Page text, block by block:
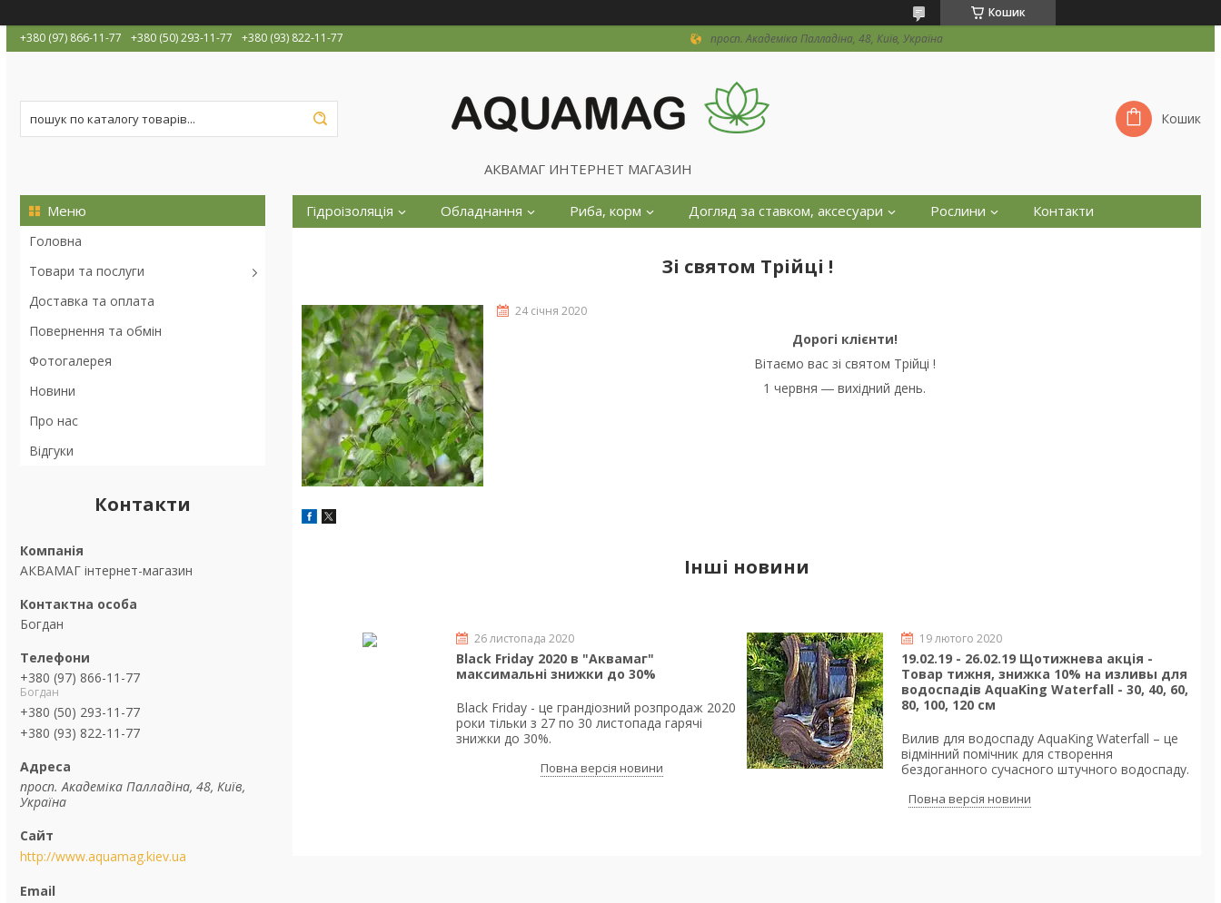
Кошик
+380 (97) 866-11-77
+380 (50) 293-11-77 +380 (93) 822-11-77 просп. Академіка Палладіна, 48, Київ, Україна
АКВАМАГ ИНТЕРНЕТ МАГАЗИН
Кошик
Головна
Товари та послуги
Доставка та оплата
Повернення та обмін
Фотогалерея
Новини
Про нас
Відгуки
Контакти
АКВАМАГ інтернет-магазин
Богдан
+380 (97) 866-11-77
Богдан
+380 (50) 293-11-77
+380 (93) 822-11-77
просп. Академіка Палладіна, 48, Київ,
Україна
http://www.aquamag.kiev.ua
Гідроізоляція Обладнання Риба, корм Догляд за ставком, аксесуари Рослини
Контакти
Зі святом Трійці !
24 січня 2020
Дорогі клієнти!
Вітаємо вас зі святом Трійці !
1 червня ― вихідний день.
Інші новини
26 листопада 2020
Black Friday 2020 в "Аквамаг"
максимальні знижки до 30%
Black Friday - це грандіозний розпродаж 2020
роки тільки з 27 по 30 листопада гарячі
знижки до 30%.
Повна версія новини
19 лютого 2020
19.02.19 - 26.02.19 Щотижнева акція -
Товар тижня, знижка 10% на изливы для
водоспадів AquaKing Waterfall - 30, 40, 60,
80, 100, 120 см
Вилив для водоспаду AquaKing Waterfall – це
відмінний помічник для створення
бездоганного сучасного штучного водоспаду.
Повна версія новини